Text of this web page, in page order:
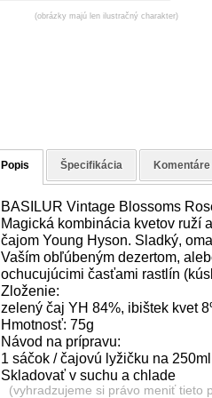
(obrázky majú len ilustračný charakter)
Popis Špecifikácia Komentáre
BASILUR Vintage Blossoms
Magická kombinácia kvetov ruží
čajom Young Hyson. Sladký,
Vaším obľúbeným dezertom,
ochucujúcimi časťami rastlín
Zloženie:
zelený čaj YH 84%, ibištek kvet
Hmotnosť: 75g
Návod na prípravu:
1 sáčok / čajovú lyžičku na
Skladovať v suchu a chlade
(vyhradzujeme si právo meniť tieto